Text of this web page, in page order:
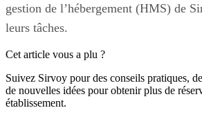
gestion de l’hébergement (HMS) de
leurs tâches.
Cet article vous a plu ?
Suivez Sirvoy pour des conseils pratiques,
de nouvelles idées pour obtenir plus de
établissement.